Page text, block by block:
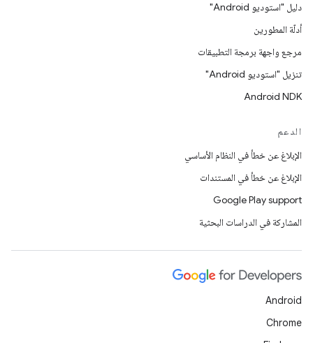
دليل "استوديو Android"
أدلّة المطورين
مرجع واجهة برمجة التطبيقات
تنزيل "استوديو Android"
Android NDK
الدعم
الإبلاغ عن خطأ في النظام الأساسي
الإبلاغ عن خطأ في المستندات
Google Play support
المشاركة في الدراسات البحثية
Android
Chrome